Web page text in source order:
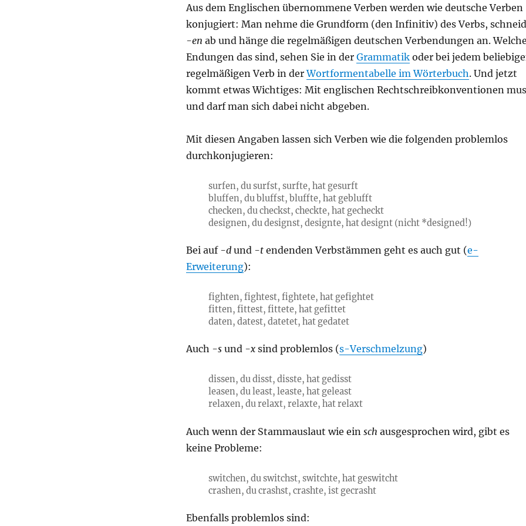
Aus dem Englischen übernommene Verben werden wie deutsche Verben
konjugiert: Man nehme die Grundform (den Infinitiv) des Verbs,
-en ab und hänge die regelmäßigen deutschen Verbendungen an. Welche
Endungen das sind, sehen Sie in der Grammatikoder bei jedem
regelmäßigen Verb in derWortformentabelle im Wörterbuch. Und jetzt
kommt etwas Wichtiges: Mit englischen Rechtschreibkonventionen
und darf man sich dabei nicht abgeben.
Mit diesen Angaben lassen sich Verben wie die folgenden problemlos
durchkonjugieren:
surfen, du surfst, surfte, hat gesurft
bluffen, du bluffst, bluffte, hat geblufft
checken, du checkst, checkte, hat gecheckt
designen, du designst, designte, hat designt (nicht *designed!)
Bei auf -dund -tendenden Verbstämmen geht es auch gut (e-
Erweiterung):
fighten, fightest, fightete, hat gefightet
fitten, fittest, fittete, hat gefittet
daten, datest, datetet, hat gedatet
Auch -sund -x sind problemlos (s-Verschmelzung)
dissen, du disst, disste, hat gedisst
leasen, du least, leaste, hat geleast
relaxen, du relaxt, relaxte, hat relaxt
Auch wenn der Stammauslaut wie ein sch ausgesprochen wird, gibt es
keine Probleme:
switchen, du switchst, switchte, hat geswitcht
crashen, du crashst, crashte, ist gecrasht
Ebenfalls problemlos sind: